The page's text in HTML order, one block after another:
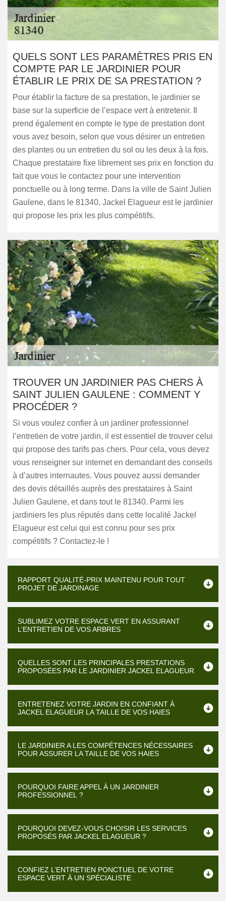
QUELS SONT LES PARAMÈTRES PRIS EN
COMPTE PAR LE JARDINIER POUR
ÉTABLIR LE PRIX DE SA PRESTATION ?
Pour établir la facture de sa prestation, le jardinier se
base sur la superficie de l’espace vert à entretenir. Il
prend également en compte le type de prestation dont
vous avez besoin, selon que vous désirer un entretien
des plantes ou un entretien du sol ou les deux à la fois.
Chaque prestataire fixe librement ses prix en fonction du
fait que vous le contactez pour une intervention
ponctuelle ou à long terme. Dans la ville de Saint Julien
Gaulene, dans le 81340, Jackel Elagueur est le jardinier
qui propose les prix les plus compétitifs.
TROUVER UN JARDINIER PAS CHERS À
SAINT JULIEN GAULENE : COMMENT Y
PROCÉDER ?
Si vous voulez confier à un jardiner professionnel
l’entretien de votre jardin, il est essentiel de trouver celui
qui propose des tarifs pas chers. Pour cela, vous devez
vous renseigner sur internet en demandant des conseils
à d’autres internautes. Vous pouvez aussi demander
des devis détaillés auprès des prestataires à Saint
Julien Gaulene, et dans tout le 81340. Parmi les
jardiniers les plus réputés dans cette localité Jackel
Elagueur est celui qui est connu pour ses prix
compétitifs ? Contactez-le !
RAPPORT QUALITÉ-PRIX MAINTENU POUR TOUT
PROJET DE JARDINAGE
SUBLIMEZ VOTRE ESPACE VERT EN ASSURANT
L’ENTRETIEN DE VOS ARBRES
QUELLES SONT LES PRINCIPALES PRESTATIONS
PROPOSÉES PAR LE JARDINIER JACKEL ELAGUEUR
ENTRETENEZ VOTRE JARDIN EN CONFIANT À
JACKEL ELAGUEUR LA TAILLE DE VOS HAIES
LE JARDINIER A LES COMPÉTENCES NÉCESSAIRES
POUR ASSURER LA TAILLE DE VOS HAIES
POURQUOI FAIRE APPEL À UN JARDINIER
PROFESSIONNEL ?
POURQUOI DEVEZ-VOUS CHOISIR LES SERVICES
PROPOSÉS PAR JACKEL ELAGUEUR ?
CONFIEZ L’ENTRETIEN PONCTUEL DE VOTRE
ESPACE VERT À UN SPÉCIALISTE